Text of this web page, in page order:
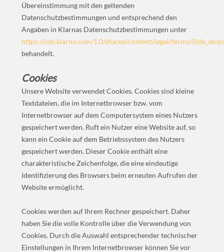
Übereinstimmung mit den geltenden
Datenschutzbestimmungen und entsprechend den
Angaben in Klarnas Datenschutzbestimmungen unter
https://cdn.klarna.com/1.0/shared/content/legal/terms/0/de_de/
behandelt.
Cookies
Unsere Website verwendet Cookies. Cookies sind kleine
Textdateien, die im Internetbrowser bzw. vom
Internetbrowser auf dem Computersystem eines Nutzers
gespeichert werden. Ruft ein Nutzer eine Website auf, so
kann ein Cookie auf dem Betriebssystem des Nutzers
gespeichert werden. Dieser Cookie enthält eine
charakteristische Zeichenfolge, die eine eindeutige
Identifizierung des Browsers beim erneuten Aufrufen der
Website ermöglicht.
Cookies werden auf Ihrem Rechner gespeichert. Daher
haben Sie die volle Kontrolle über die Verwendung von
Cookies. Durch die Auswahl entsprechender technischer
Einstellungen in Ihrem Internetbrowser können Sie vor